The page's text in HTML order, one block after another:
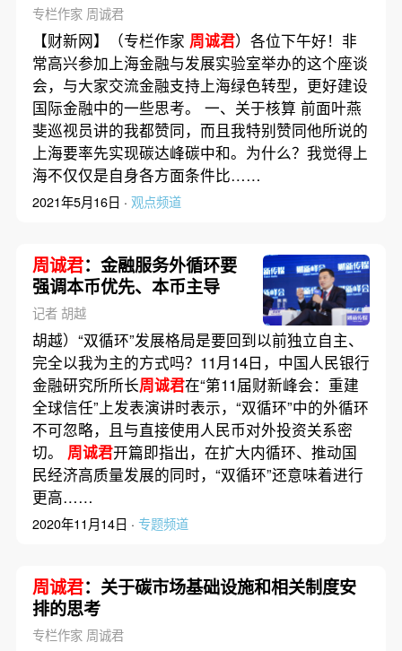
专栏作家 周诚君
【财新网】（专栏作家 周诚君）各位下午好！非
常高兴参加上海金融与发展实验室举办的这个座谈
会，与大家交流金融支持上海绿色转型，更好建设
国际金融中的一些思考。 一、关于核算 前面叶燕
斐巡视员讲的我都赞同，而且我特别赞同他所说的
上海要率先实现碳达峰碳中和。为什么？我觉得上
海不仅仅是自身各方面条件比……
2021年5月16日 · 观点频道
周诚君：金融服务外循环要
强调本币优先、本币主导
记者 胡越
胡越）“双循环”发展格局是要回到以前独立自主、
完全以我为主的方式吗？11月14日，中国人民银行
金融研究所所长周诚君在“第11届财新峰会：重建
全球信任”上发表演讲时表示，“双循环”中的外循环
不可忽略，且与直接使用人民币对外投资关系密
切。 周诚君开篇即指出，在扩大内循环、推动国
民经济高质量发展的同时，“双循环”还意味着进行
更高……
2020年11月14日 · 专题频道
周诚君：关于碳市场基础设施和相关制度安
排的思考
专栏作家 周诚君